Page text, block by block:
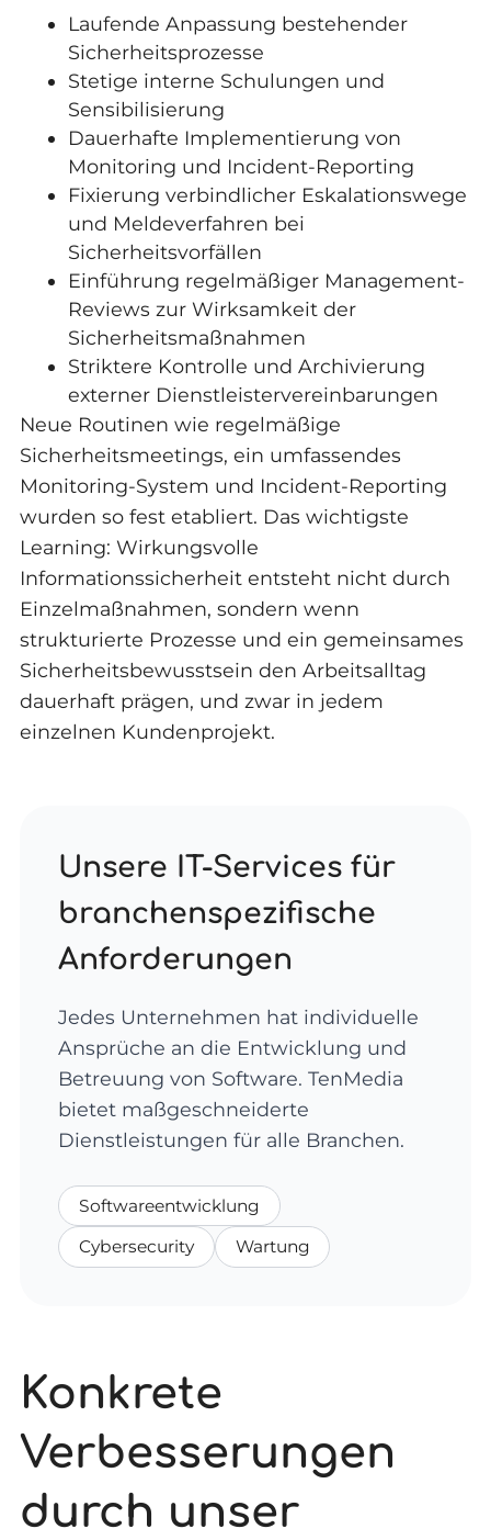
Laufende Anpassung bestehender
Sicherheitsprozesse
Stetige interne Schulungen und
Sensibilisierung
Dauerhafte Implementierung von
Monitoring und Incident-Reporting
Fixierung verbindlicher Eskalationswege
und Meldeverfahren bei
Sicherheitsvorfällen
Einführung regelmäßiger Management-
Reviews zur Wirksamkeit der
Sicherheitsmaßnahmen
Striktere Kontrolle und Archivierung
externer Dienstleistervereinbarungen
Neue Routinen wie regelmäßige
Sicherheitsmeetings, ein umfassendes
Monitoring-System und Incident-Reporting
wurden so fest etabliert. Das wichtigste
Learning: Wirkungsvolle
Informationssicherheit entsteht nicht durch
Einzelmaßnahmen, sondern wenn
strukturierte Prozesse und ein gemeinsames
Sicherheitsbewusstsein den Arbeitsalltag
dauerhaft prägen, und zwar in jedem
einzelnen Kundenprojekt.
Unsere IT-Services für
branchenspezifische
Anforderungen
Jedes Unternehmen hat individuelle
Ansprüche an die Entwicklung und
Betreuung von Software. TenMedia
bietet maßgeschneiderte
Dienstleistungen für alle Branchen.
Softwareentwicklung
Cybersecurity
Wartung
Konkrete
Verbesserungen
durch unser